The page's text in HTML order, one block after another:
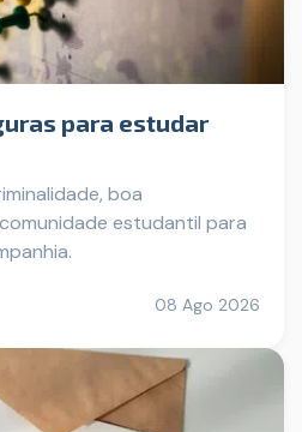
para estudar
boa
estudantil para
08 Ago 2026